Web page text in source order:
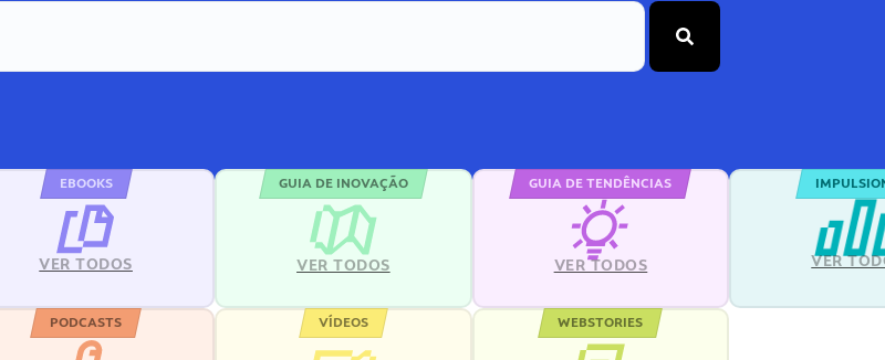
EBOOKS
VER TODOS
GUIA DE INOVAÇÃO
VER TODOS
GUIA DE TENDÊNCIAS
VER TODOS VER
PODCASTS VÍDEOS WEBSTORIES